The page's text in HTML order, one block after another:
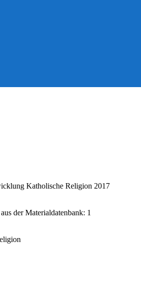
Katholische Religion 2017
der Materialdatenbank: 1